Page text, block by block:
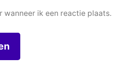
wanneer ik een reactie plaats.